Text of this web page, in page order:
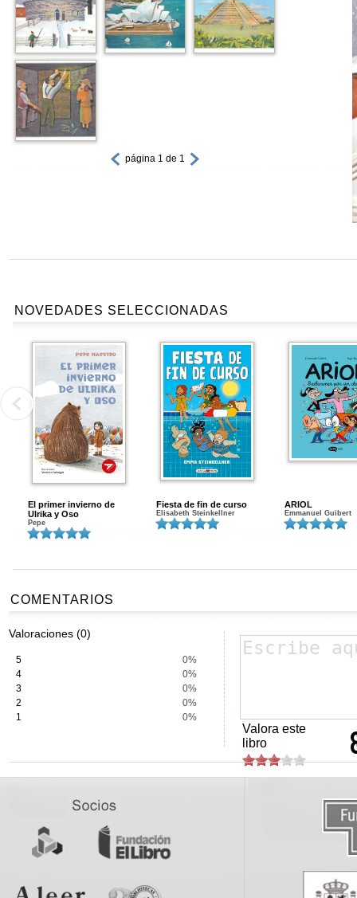
página 1 de 1
NOVEDADES SELECCIONADAS
El primer invierno de
Ulrika y Oso
Pepe
Fiesta de fin de curso
Elisabeth Steinkellner
ARIOL
Emmanuel Guibert
COMENTARIOS
Valoraciones (0)
5
0%
4
0%
3
0%
2
0%
1
0%
Valora este
libro